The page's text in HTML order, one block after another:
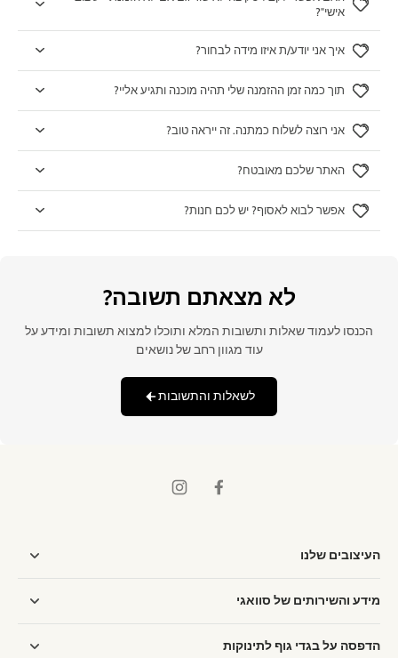
אישי"?
איך אני יודע/ת איזו מידה לבחור?
תוך כמה זמן ההזמנה שלי תהיה מוכנה ותגיע אליי?
אני רוצה לשלוח כמתנה. זה ייראה טוב?
האתר שלכם מאובטח?
אפשר לבוא לאסוף? יש לכם חנות?
לא מצאתם תשובה?
הכנסו לעמוד שאלות ותשובות המלא ותוכלו למצוא תשובות ומידע על
עוד מגוון רחב של נושאים
לשאלות והתשובות
העיצובים שלנו
מידע והשירותים של סוואגי
הדפסה על בגדי גוף לתינוקות